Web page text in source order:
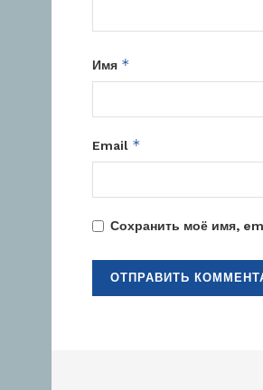
Имя *
Email *
Сохранить моё имя,